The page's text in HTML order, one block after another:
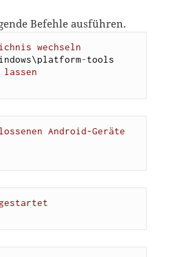
Befehle ausführen.
wechseln
-
lassen
Android-Geräte